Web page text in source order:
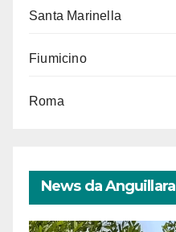
Santa Marinella
Fiumicino
Roma
News da Anguillara